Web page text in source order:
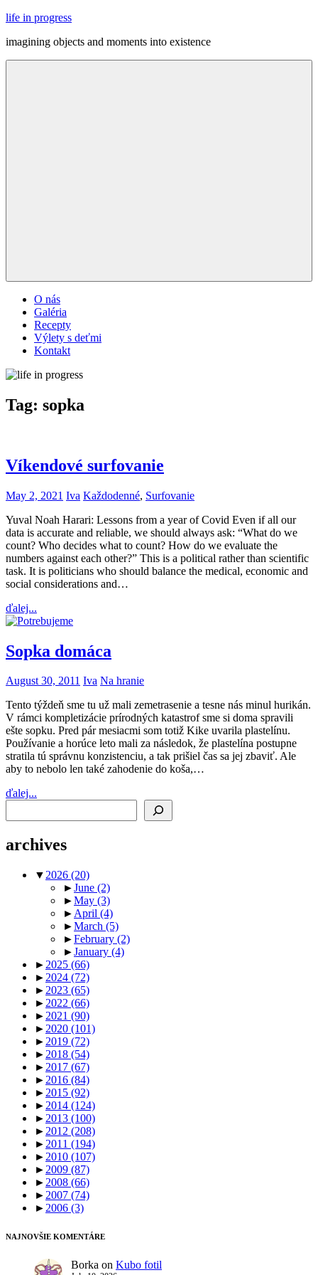
Skip
content
life in progress
imagining objects and moments into existence
O nás
Galéria
Recepty
Výlety s deťmi
Kontakt
Tag: sopka
Víkendové surfovanie
May 2, 2021 Iva Každodenné, Surfovanie
Yuval Noah Harari: Lessons from a year of Covid Even if all our
data is accurate and reliable, we should always ask: “What do we
count? Who decides what to count? How do we evaluate the
numbers against each other?” This is a political rather than scientific
task. It is politicians who should balance the medical, economic and
social considerations and…
ďalej...
Sopka domáca
August 30, 2011 Iva Na hranie
Tento týždeň sme tu už mali zemetrasenie a tesne nás minul hurikán.
V rámci kompletizácie prírodných katastrof sme si doma spravili
ešte sopku. Pred pár mesiacmi som totiž Kike uvarila plastelínu.
Používanie a horúce leto mali za následok, že plastelína postupne
stratila tú správnu konzistenciu, a tak prišiel čas sa jej zbaviť. Ale
aby to nebolo len také zahodenie do koša,…
ďalej...
archives
▼ 2026 (20)
►June (2)
►May (3)
► April (4)
►March (5)
►February (2)
►January (4)
► 2025 (66)
► 2024 (72)
► 2023 (65)
► 2022 (66)
► 2021 (90)
► 2020 (101)
► 2019 (72)
► 2018 (54)
► 2017 (67)
► 2016 (84)
► 2015 (92)
► 2014 (124)
► 2013 (100)
► 2012 (208)
► 2011 (194)
► 2010 (107)
► 2009 (87)
► 2008 (66)
► 2007 (74)
► 2006 (3)
NAJNOVŠIE KOMENTÁRE
Borka on Kubo fotil